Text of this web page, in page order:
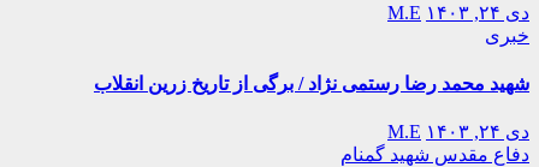
دی ۲۴, ۱۴۰۳
M.E
خبری
شهید محمد رضا رستمی نژاد / برگی از تاریخ زرین انقلاب
دی ۲۴, ۱۴۰۳
M.E
دفاع مقدس شهید گمنام